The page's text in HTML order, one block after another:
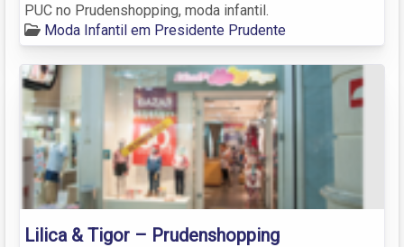
PUC no Prudenshopping, moda infantil.
Moda Infantil em Presidente Prudente
Lilica & Tigor – Prudenshopping